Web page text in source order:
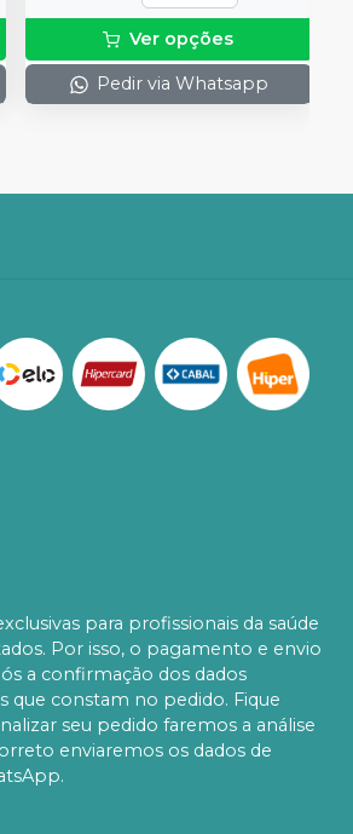
Ver opções
Pedir via Whatsapp
para profissionais da saúde
Por isso, o pagamento e envio
a confirmação dos dados
que constam no pedido. Fique
seu pedido faremos a análise
enviaremos os dados de